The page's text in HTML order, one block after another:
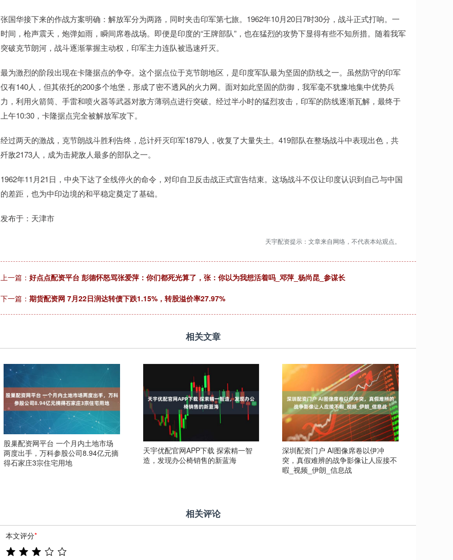
张国华接下来的作战方案明确：解放军分为两路，同时夹击印军第七旅。1962年10月20日7时30分，战斗正式打响。一
时间，枪声震天，炮弹如雨，瞬间席卷战场。即便是印度的“王牌部队”，也在猛烈的攻势下显得有些不知所措。随着我军
突破克节朗河，战斗逐渐掌握主动权，印军主力连队被迅速歼灭。
最为激烈的阶段出现在卡隆据点的争夺。这个据点位于克节朗地区，是印度军队最为坚固的防线之一。虽然防守的印军
仅有140人，但其依托的200多个地堡，形成了密不透风的火力网。面对如此坚固的防御，我军毫不犹豫地集中优势兵
力，利用火箭筒、手雷和喷火器等武器对敌方薄弱点进行突破。经过半小时的猛烈攻击，印军的防线逐渐瓦解，最终于
上午10:30，卡隆据点完全被解放军攻下。
经过两天的激战，克节朗战斗胜利告终，总计歼灭印军1879人，收复了大量失土。419部队在整场战斗中表现出色，共
歼敌2173人，成为击毙敌人最多的部队之一。
1962年11月21日，中央下达了全线停火的命令，对印自卫反击战正式宣告结束。这场战斗不仅让印度认识到自己与中国
的差距，也为中印边境的和平稳定奠定了基础。
发布于：天津市
天宇配资提示：文章来自网络，不代表本站观点。
上一篇： 好点点配资平台 彭德怀怒骂张爱萍：你们都死光算了，张：你以为我想活着吗_邓萍_杨尚昆_参谋长
下一篇： 期货配资网 7月22日润达转债下跌1.15%，转股溢价率27.97%
相关文章
股巢配资网平台 一个月内土地市场
两度出手，万科参股公司8.94亿元摘
得石家庄3宗住宅用地
天宇优配官网APP下载 探索精一智
造，发现办公椅销售的新蓝海
深圳配资门户 AI图像席卷以伊冲
突，真假难辨的战争影像让人应接不
暇_视频_伊朗_信息战
相关评论
本文评分*